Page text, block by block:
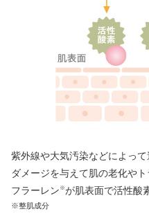
紫外線や大気汚染などによっ
ダメージを与えて肌の老化やト
フラーレン ※が肌表面で活性酸
※整肌成分